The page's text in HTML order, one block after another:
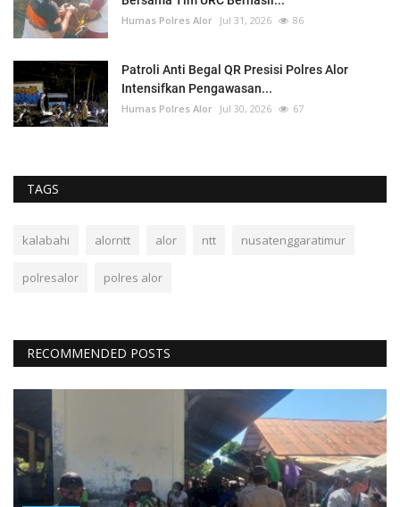
Humas Polres Alor Jul 31, 2026 86
Patroli Anti Begal QR Presisi Polres Alor
Intensifkan Pengawasan...
Humas Polres Alor Jul 30, 2026 67
TAGS
kalabahi alorntt alor ntt nusatenggaratimur
polresalor polres alor
RECOMMENDED POSTS